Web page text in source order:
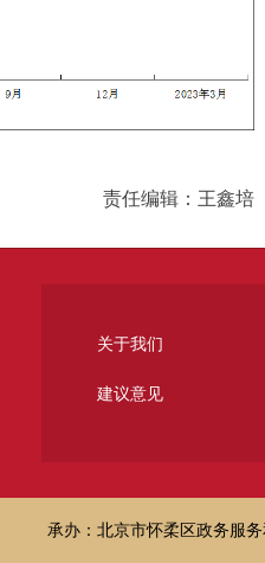
责任编辑：王鑫培
关于我们
建议意见
承办：北京市怀柔区政务服